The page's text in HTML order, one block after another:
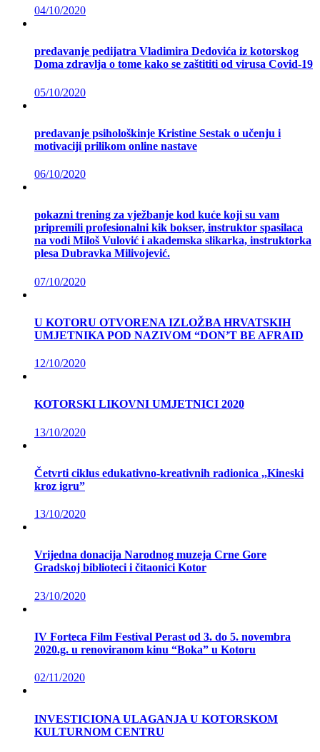
04/10/2020
predavanje pedijatra Vladimira Dedovića iz kotorskog
Doma zdravlja o tome kako se zaštititi od virusa Covid-19
05/10/2020
predavanje psihološkinje Kristine Sestak o učenju i
motivaciji prilikom online nastave
06/10/2020
pokazni trening za vježbanje kod kuće koji su vam
pripremili profesionalni kik bokser, instruktor spasilaca
na vodi Miloš Vulović i akademska slikarka, instruktorka
plesa Dubravka Milivojević.
07/10/2020
U KOTORU OTVORENA IZLOŽBA HRVATSKIH
UMJETNIKA POD NAZIVOM “DON’T BE AFRAID
12/10/2020
KOTORSKI LIKOVNI UMJETNICI 2020
13/10/2020
Četvrti ciklus edukativno-kreativnih radionica ,,Kineski
kroz igru”
13/10/2020
Vrijedna donacija Narodnog muzeja Crne Gore
Gradskoj biblioteci i čitaonici Kotor
23/10/2020
IV Forteca Film Festival Perast od 3. do 5. novembra
2020.g. u renoviranom kinu “Boka” u Kotoru
02/11/2020
INVESTICIONA ULAGANJA U KOTORSKOM
KULTURNOM CENTRU